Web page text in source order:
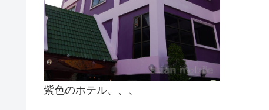
紫色のホテル、、、